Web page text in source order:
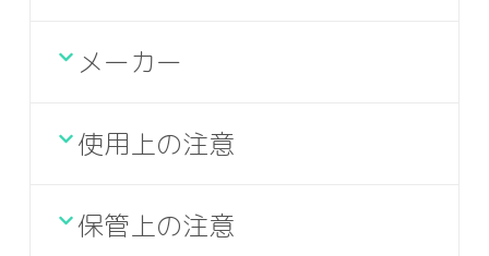
メーカー
使用上の注意
保管上の注意